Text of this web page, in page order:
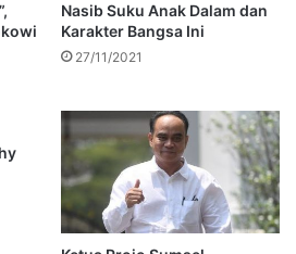
Nasib Suku Anak Dalam dan
Karakter Bangsa Ini
27/11/2021